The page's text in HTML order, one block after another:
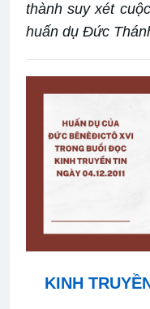
thành suy xét
huấn dụ Đức
KINH